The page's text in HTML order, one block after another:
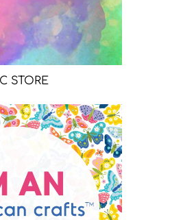
STORE